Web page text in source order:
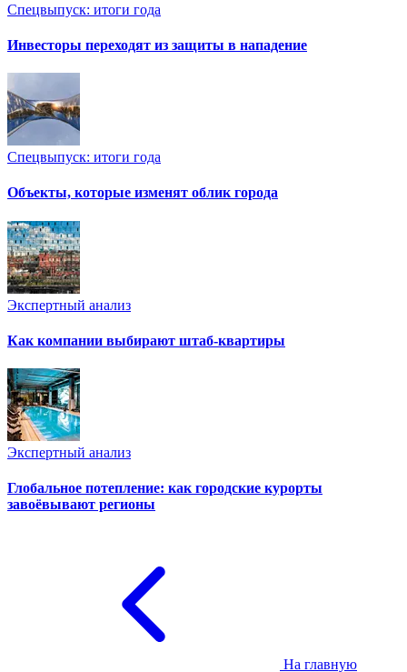
Спецвыпуск: итоги года
Инвесторы переходят из защиты в нападение
Спецвыпуск: итоги года
Объекты, которые изменят облик города
Экспертный анализ
Как компании выбирают штаб-квартиры
Экспертный анализ
Глобальное потепление: как городские курорты
завоёвывают регионы
На главную